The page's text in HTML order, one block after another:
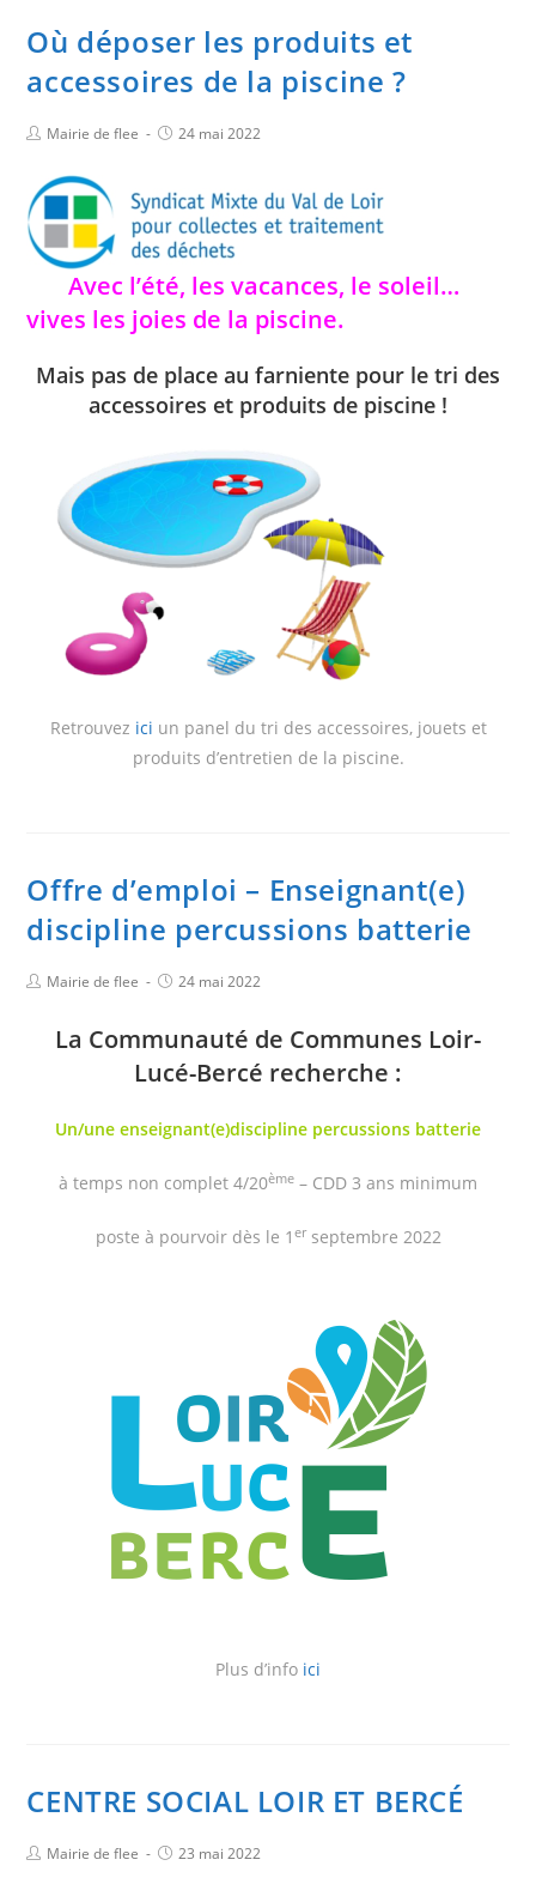
Où déposer les produits et
accessoires de la piscine ?
Mairie de flee 24 mai 2022
Avec l’été, les vacances, le soleil…
vives les joies de la piscine.
Mais pas de place au farniente pour le tri des
accessoires et produits de piscine !
Retrouvez ici un panel du tri des accessoires, jouets et
produits d’entretien de la piscine.
Offre d’emploi – Enseignant(e)
discipline percussions batterie
Mairie de flee 24 mai 2022
La Communauté de Communes Loir-
Lucé-Bercé recherche :
Un/une enseignant(e)discipline percussions batterie
à temps non complet 4/20ème – CDD 3 ans minimum
poste à pourvoir dès le 1 erseptembre 2022
Plus d’info ici
CENTRE SOCIAL LOIR ET BERCÉ
Mairie de flee 23 mai 2022